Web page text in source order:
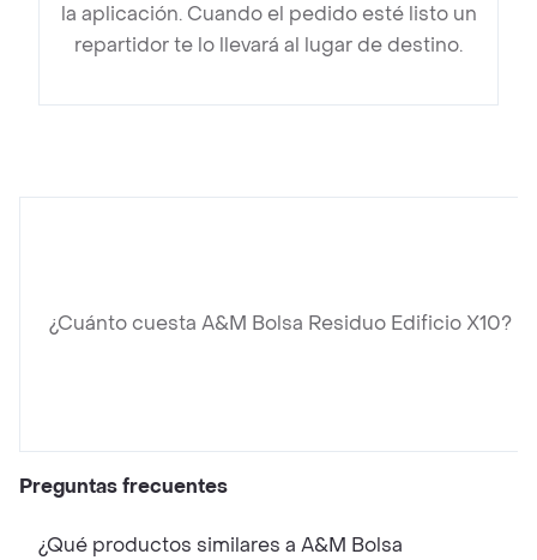
la aplicación. Cuando el pedido esté listo un
repartidor te lo llevará al lugar de destino.
¿Cuánto cuesta A&M Bolsa Residuo Edificio X10?
Preguntas frecuentes
¿Qué productos similares a A&M Bolsa